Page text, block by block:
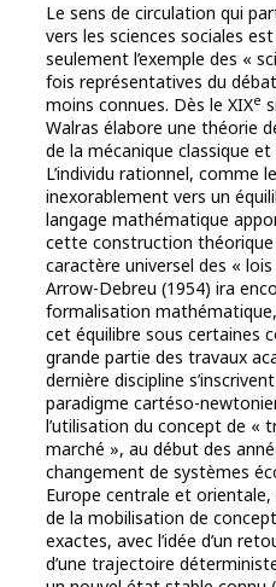
Le sens de circulation qui
vers les sciences sociales
seulement l’exemple des «
fois représentatives du
moins connues. Dès le XIXe
Walras élabore une théorie
de la mécanique classique
L’individu rationnel, comme
inexorablement vers un
langage mathématique
cette construction
caractère universel des «
Arrow-Debreu (1954) ira
formalisation
cet équilibre sous certaines
grande partie des travaux
dernière discipline
paradigme cartéso-
l’utilisation du concept de «
marché », au début des
changement de systèmes
Europe centrale et
de la mobilisation de
exactes, avec l’idée d’un
d’une trajectoire